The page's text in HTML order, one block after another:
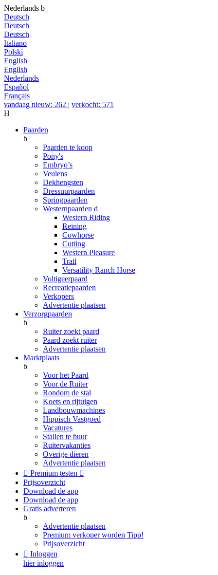
Nederlands b
Deutsch
Deutsch
Deutsch
Italiano
Polski
English
English
Nederlands
Español
Français
vandaag nieuw: 262 | verkocht: 571
H
Paarden
b
Paarden te koop
Pony's
Embryo’s
Veulens
Dekhengsten
Dressuurpaarden
Springpaarden
Westernpaarden d
Western Riding
Reining
Cowhorse
Cutting
Western Pleasure
Trail
Versatility Ranch Horse
Voltigeerpaard
Recreatiepaarden
Verkopers
Advertentie plaatsen
Verzorgpaarden
b
Ruiter zoekt paard
Paard zoekt ruiter
Advertentie plaatsen
Marktplaats
b
Voor het Paard
Voor de Ruiter
Rondom de stal
Koets en rijtuigen
Landbouwmachines
Hippisch Vastgoed
Vacatures
Stallen te huur
Ruitervakanties
Overige dieren
Advertentie plaatsen
 Premium testen 
Prijsoverzicht
Download de app
Download de app
Gratis adverteren
b
Advertentie plaatsen
Premium verkoper worden Tipp!
Prijsoverzicht
 Inloggen
hier inloggen